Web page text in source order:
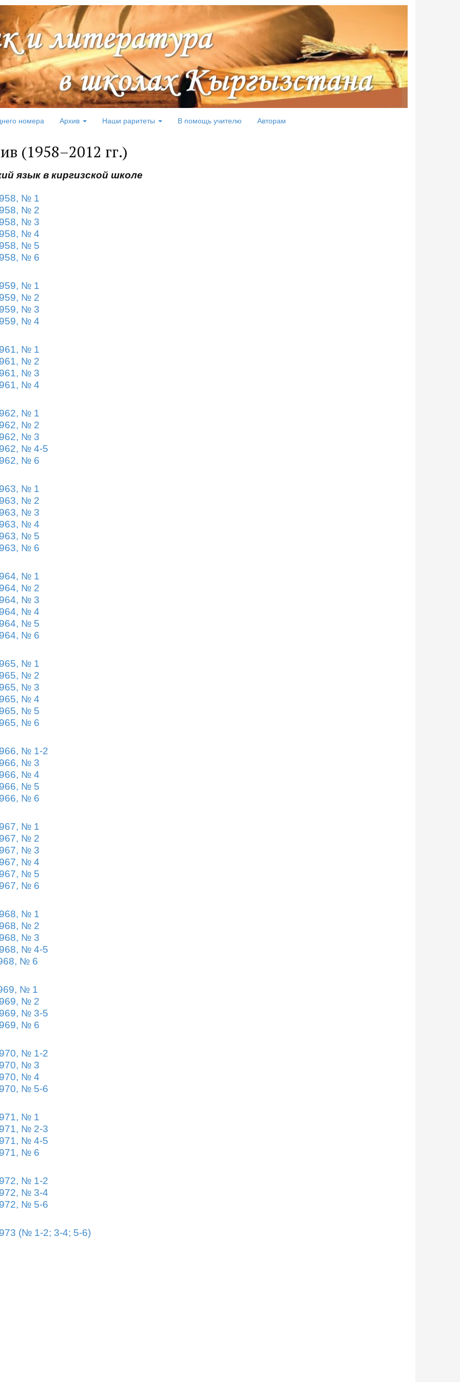
номера Архив Наши раритеты В помощь учителю Авторам
(1958–2012 гг.)
язык в киргизской школе
№ 1
№ 2
№ 3
№ 4
958, № 5
№ 6
№ 1
№ 2
№ 3
№ 4
№ 1
№ 2
№ 3
№ 4
№ 1
№ 2
№ 3
№ 4-5
№ 6
№ 1
№ 2
№ 3
№ 4
№ 5
№ 6
№ 1
№ 2
№ 3
№ 4
№ 5
№ 6
№ 1
№ 2
№ 3
№ 4
№ 5
№ 6
№ 1-2
№ 3
№ 4
№ 5
№ 6
№ 1
№ 2
№ 3
№ 4
№ 5
№ 6
№ 1
№ 2
№ 3
№ 4-5
№ 6
№ 1
№ 2
№ 3-5
№ 6
№ 1-2
№ 3
№ 4
№ 5-6
№ 1
№ 2-3
№ 4-5
№ 6
№ 1-2
№ 3-4
№ 5-6
(№ 1-2; 3-4; 5-6)